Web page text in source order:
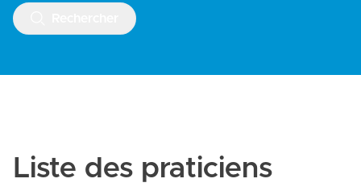
Liste des praticiens